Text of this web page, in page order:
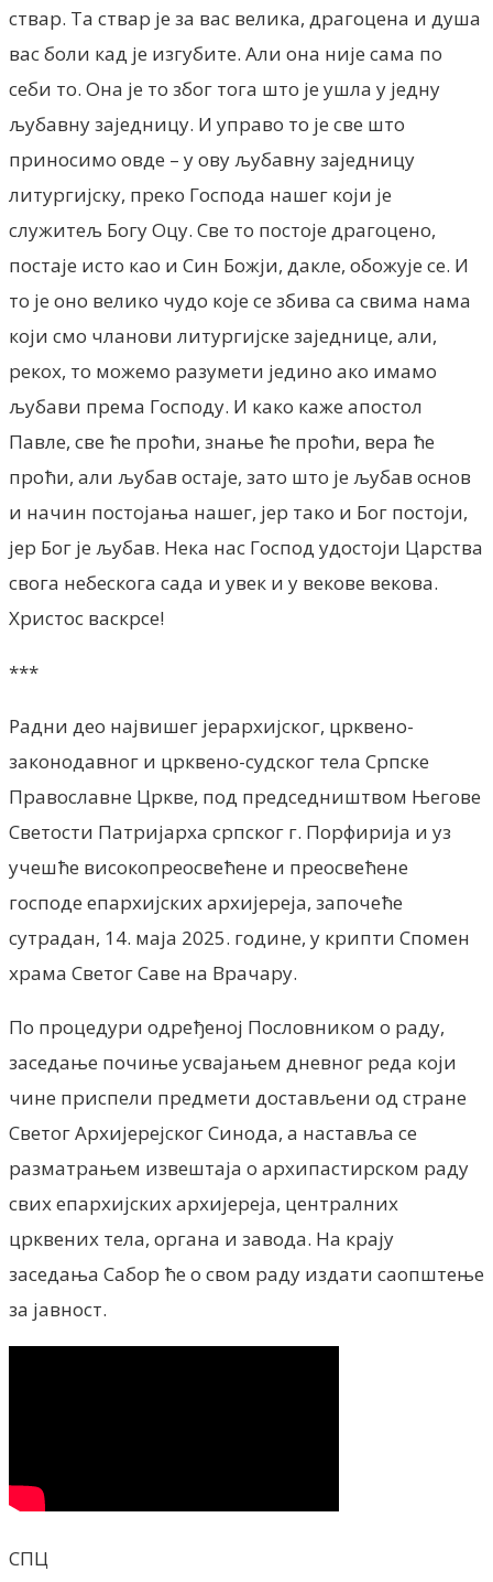
ствар. Та ствар је за вас велика, драгоцена и душа
вас боли кад је изгубите. Али она није сама по
себи то. Она је то због тога што је ушла у једну
љубавну заједницу. И управо то је све што
приносимо овде – у ову љубавну заједницу
литургијску, преко Господа нашег који је
служитељ Богу Оцу. Све то постоје драгоцено,
постаје исто као и Син Божји, дакле, обожује се. И
то је оно велико чудо које се збива са свима нама
који смо чланови литургијске заједнице, али,
рекох, то можемо разумети једино ако имамо
љубави према Господу. И како каже апостол
Павле, све ће проћи, знање ће проћи, вера ће
проћи, али љубав остаје, зато што је љубав основ
и начин постојања нашег, јер тако и Бог постоји,
јер Бог је љубав. Нека нас Господ удостоји Царства
свога небескога сада и увек и у векове векова.
Христос васкрсе!
***
Радни део највишег јерархијског, црквено-
законодавног и црквено-судског тела Српске
Православне Цркве, под председништвом Његове
Светости Патријарха српског г. Порфирија и уз
учешће високопреосвећене и преосвећене
господе епархијских архијереја, започеће
сутрадан, 14. маја 2025. године, у крипти Спомен
храма Светог Саве на Врачару.
По процедури одређеној Пословником о раду,
заседање почиње усвајањем дневног реда који
чине приспели предмети достављени од стране
Светог Архијерејског Синода, а наставља се
разматрањем извештаја о архипастирском раду
свих епархијских архијереја, централних
црквених тела, органа и завода. На крају
заседања Сабор ће о свом раду издати саопштење
за јавност.
СПЦ